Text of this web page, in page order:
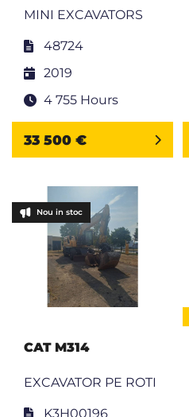
MINI EXCAVATORS
48724
2019
4 755 Hours
33 500 €
Nou in stoc
CAT M314
EXCAVATOR PE ROTI
K3H00196